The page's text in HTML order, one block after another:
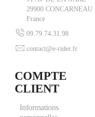
29900 CONCARNEAU
France
09.79.74.31.98
contact@e-rider.fr
COMPTE
CLIENT
Informations